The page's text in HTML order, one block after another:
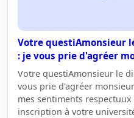
Votre questiAmonsieur
: je vous prie d'agréer
Votre questiAmonsieur le
vous prie d'agréer
mes sentiments
inscription à votre